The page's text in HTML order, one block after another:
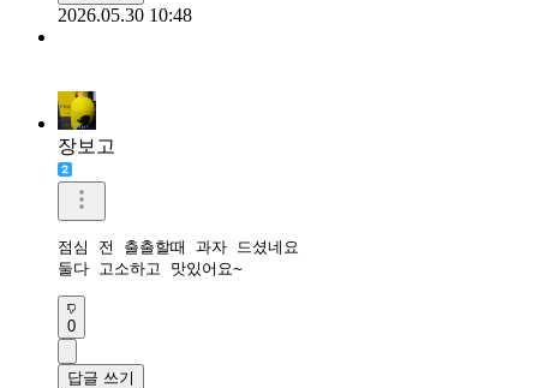
2026.05.30 10:48
장보고
점심 전 출출할때 과자 드셨네요
둘다 고소하고 맛있어요~
0
답글 쓰기